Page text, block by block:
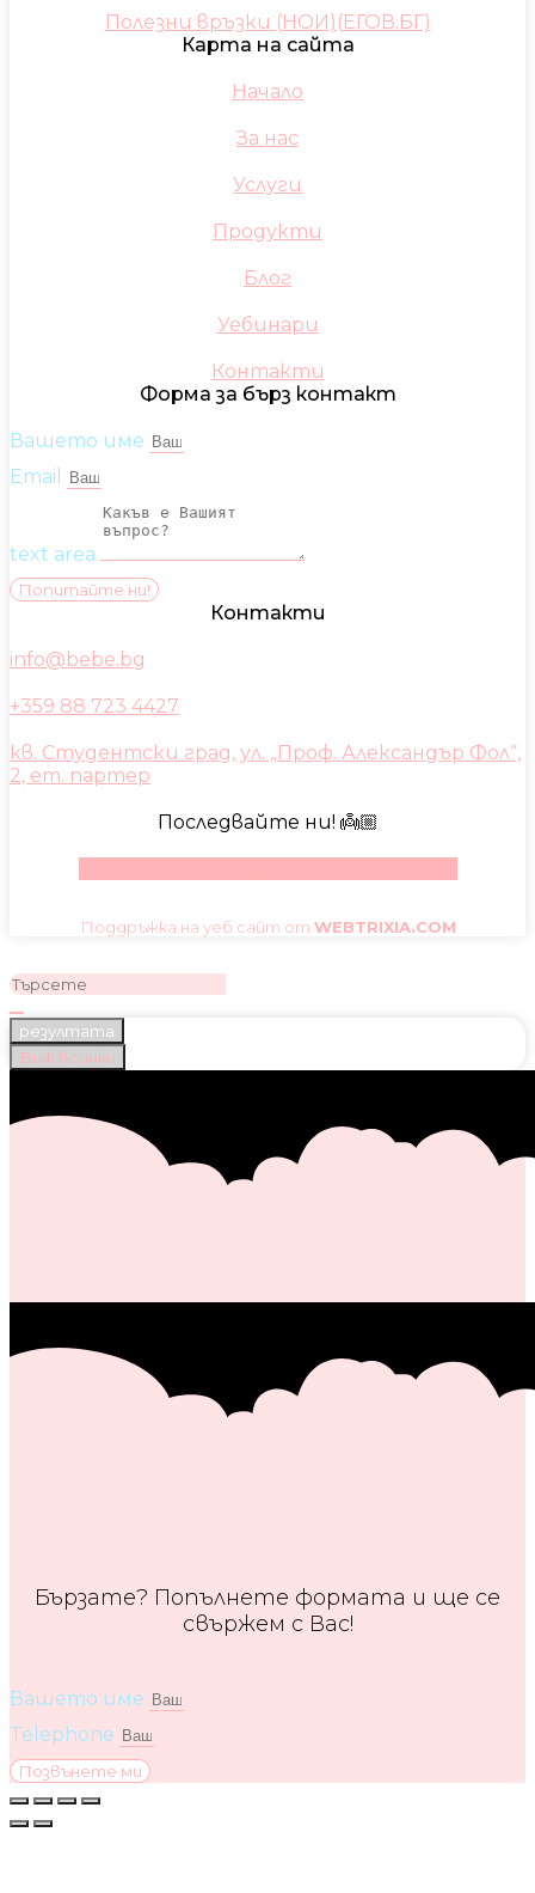
Полезни връзки (НОИ)(ЕГОВ.БГ)
Карта на сайта
Начало
За нас
Услуги
Продукти
Блог
Уебинари
Контакти
Форма за бърз контакт
Вашето име
Email
text area
Попитайте ни!
Контакти
info@bebe.bg
+359 88 723 4427
кв. Студентски град, ул. „Проф. Александър Фол“,
2, ет. партер
Последвайте ни! 👼🏼
Поддръжка на уеб сайт от WEBTRIXIA.COM
резултата
Виж всички
Бързате? Попълнете формата и ще се
свържем с Вас!
Вашето име
Telephone
Позвънете ми